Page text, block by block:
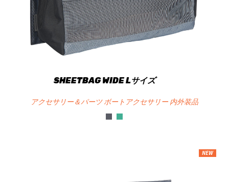
SHEETBAG WIDE Lサイズ
アクセサリー＆パーツ ボートアクセサリー 内外装品
NEW